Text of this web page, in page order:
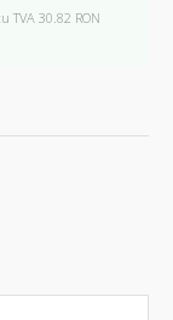
TVA 30.82 RON